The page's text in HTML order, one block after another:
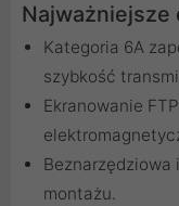
Najważniejsze
Kategoria 6A
szybkość
Ekranowanie
montażu.